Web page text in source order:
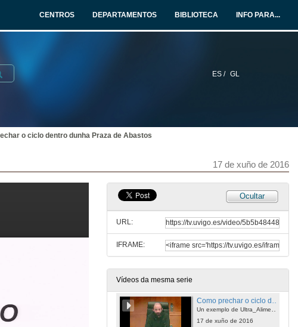
CENTROS DEPARTAMENTOS BIBLIOTECA INFO PARA...
ES / GL
o ciclo dentro dunha Praza de Abastos
17 de xuño de 2016
Ocultar
URL:
IFRAME:
Vídeos da mesma serie
Presentación de Oscar Carpintero Redondo
17 de xuño de 2016
Iniciativas cidadanas contra o desperdicio de alimentos, evolución e adaptación en diferentes cidades
Intervención de María Ramillete
Espigoladors
De froitas e verduras imperfetas nacen segundas oportunidades
17 de xuño de 2016
Un exemplo de Ultra_Alimento e Ultra_Tasca
17 de xuño de 2016